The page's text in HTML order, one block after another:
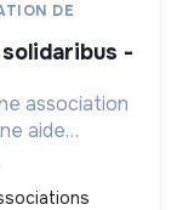
DE
association
aide
aux droits, à